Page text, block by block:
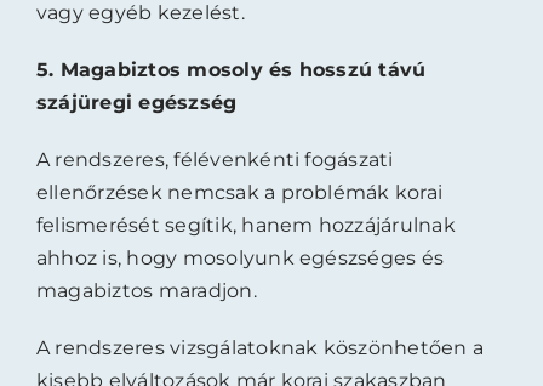
vagy egyéb kezelést.
5. Magabiztos mosoly és hosszú távú
szájüregi egészség
A rendszeres, félévenkénti fogászati
ellenőrzések nemcsak a problémák korai
felismerését segítik, hanem hozzájárulnak
ahhoz is, hogy mosolyunk egészséges és
magabiztos maradjon.
A rendszeres vizsgálatoknak köszönhetően a
kisebb elváltozások már korai szakaszban